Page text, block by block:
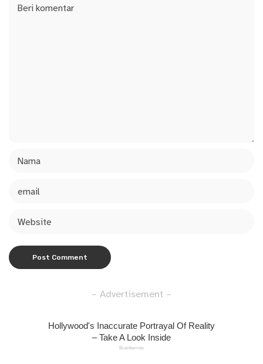
– Advertisement –